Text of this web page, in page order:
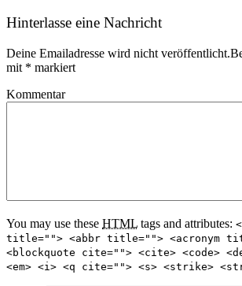
Hinterlasse eine Nachricht
Deine Emailadresse wird nicht
mit * markiert
Kommentar
You may use these HTML tags and attributes:
title=""> <abbr title=""> <acronym
<blockquote cite=""> <cite> <code>
<em> <i> <q cite=""> <s> <strike>